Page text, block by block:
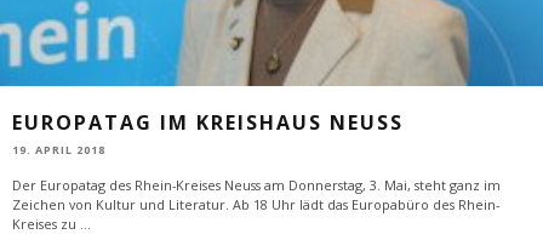
EUROPATAG IM KREISHAUS NEUSS
19. APRIL 2018
Der Europatag des Rhein-Kreises Neuss am Donnerstag, 3. Mai, steht ganz im
Zeichen von Kultur und Literatur. Ab 18 Uhr lädt das Europabüro des Rhein-
Kreises zu